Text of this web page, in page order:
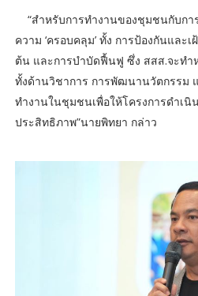
“สำหรับการทำงานของชุมชนกับก
ความ ‘ครอบคลุม’ ทั้ง การป้องกันและ
ต้น และการบำบัดฟื้นฟู ซึ่ง สสส.จะท
ทั้งด้านวิชาการ การพัฒนานวัตกรรม
ทำงานในชุมชนเพื่อให้โครงการดำเนิ
ประสิทธิภาพ”นายพิทยา กล่าว